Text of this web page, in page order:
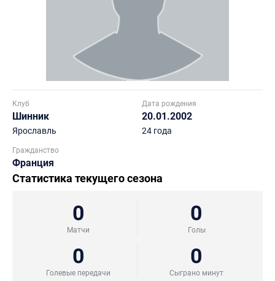
Клуб
Шинник
Ярославль
Дата рождения
20.01.2002
24 года
Гражданство
Франция
Статистика текущего сезона
0
Матчи
0
Голы
0
Голевые передачи
0
Сыграно минут